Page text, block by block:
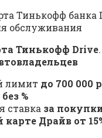
Тинькофф Drive
лимит до 700 000
%
ставка за
Драйв от